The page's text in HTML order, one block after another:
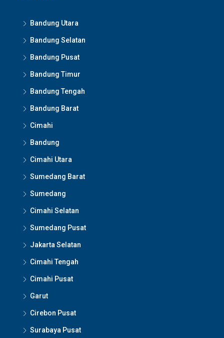
Bandung Utara
Bandung Selatan
Bandung Pusat
Bandung Timur
Bandung Tengah
Bandung Barat
Cimahi
Bandung
Cimahi Utara
Sumedang Barat
Sumedang
Cimahi Selatan
Sumedang Pusat
Jakarta Selatan
Cimahi Tengah
Cimahi Pusat
Garut
Cirebon Pusat
Surabaya Pusat